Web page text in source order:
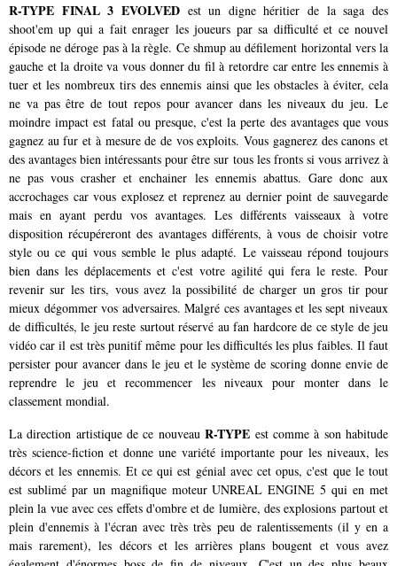
R-TYPE FINAL 3 EVOLVEDest un digne héritier de la saga des
shoot'em up qui a fait enrager les joueurs par sa difficulté et ce nouvel
épisode ne déroge pas à la règle. Ce shmup au défilement horizontal vers la
gauche et la droite va vous donner du fil à retordre car entre les ennemis à
tuer et les nombreux tirs des ennemis ainsi que les obstacles à éviter, cela
ne va pas être de tout repos pour avancer dans les niveaux du jeu. Le
moindre impact est fatal ou presque, c'est la perte des avantages que vous
gagnez au fur et à mesure de de vos exploits. Vous gagnerez des canons et
des avantages bien intéressants pour être sur tous les fronts si vous arrivez à
ne pas vous crasher et enchainer les ennemis abattus. Gare donc aux
accrochages car vous explosez et reprenez au dernier point de sauvegarde
mais en ayant perdu vos avantages. Les différents vaisseaux à votre
disposition récupéreront des avantages différents, à vous de choisir votre
style ou ce qui vous semble le plus adapté. Le vaisseau répond toujours
bien dans les déplacements et c'est votre agilité qui fera le reste. Pour
revenir sur les tirs, vous avez la possibilité de charger un gros tir pour
mieux dégommer vos adversaires. Malgré ces avantages et les sept niveaux
de difficultés, le jeu reste surtout réservé au fan hardcore de ce style de jeu
vidéo car il est très punitif même pour les difficultés les plus faibles. Il faut
persister pour avancer dans le jeu et le système de scoring donne envie de
reprendre le jeu et recommencer les niveaux pour monter dans le
classement mondial.
La direction artistique de ce nouveauR-TYPE est comme à son habitude
très science-fiction et donne une variété importante pour les niveaux, les
décors et les ennemis. Et ce qui est génial avec cet opus, c'est que le tout
est sublimé par un magnifique moteur UNREAL ENGINE 5 qui en met
plein la vue avec ces effets d'ombre et de lumière, des explosions partout et
plein d'ennemis à l'écran avec très très peu de ralentissements (il y en a
mais rarement), les décors et les arrières plans bougent et vous avez